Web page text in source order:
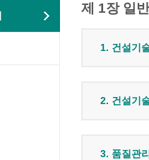
제 1장 일
1. 건설기
2. 건설기
3. 품질관